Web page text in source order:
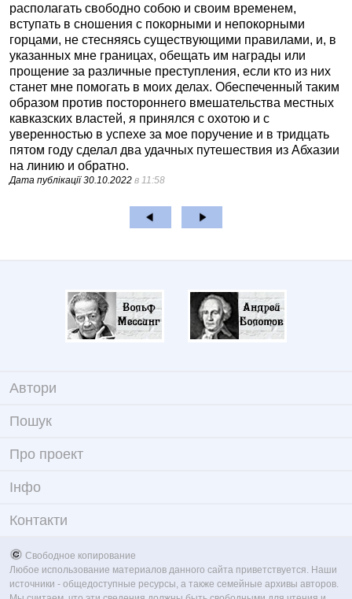
располагать свободно собою и своим временем,
вступать в сношения с покорными и непокорными
горцами, не стесняясь существующими правилами, и, в
указанных мне границах, обещать им награды или
прощение за различные преступления, если кто из них
станет мне помогать в моих делах. Обеспеченный таким
образом против постороннего вмешательства местных
кавказских властей, я принялся с охотою и с
уверенностью в успехе за мое поручение и в тридцать
пятом году сделал два удачных путешествия из Абхазии
на линию и обратно.
Дата публікації30.10.2022 в 11:58
Автори
Пошук
Про проект
Iнфо
Контакти
Свободное копирование
Любое использование материалов данного сайта приветствуется. Наши
источники - общедоступные ресурсы, а также семейные архивы авторов.